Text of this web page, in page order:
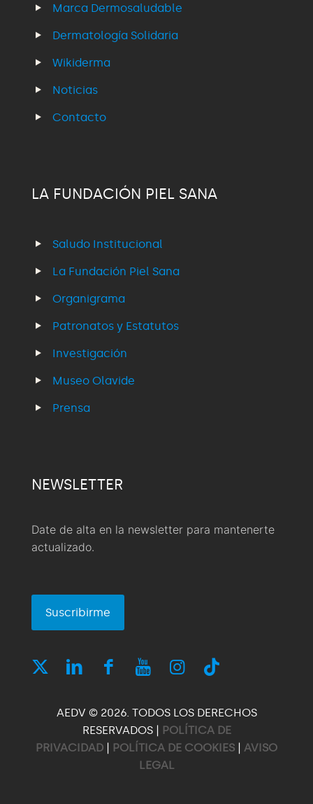
Marca Dermosaludable
Dermatología Solidaria
Wikiderma
Noticias
Contacto
LA FUNDACIÓN PIEL SANA
Saludo Institucional
La Fundación Piel Sana
Organigrama
Patronatos y Estatutos
Investigación
Museo Olavide
Prensa
NEWSLETTER
Date de alta en la newsletter para mantenerte
actualizado.
Suscribirme
AEDV © 2026. TODOS LOS DERECHOS
RESERVADOS | POLÍTICA DE
PRIVACIDAD | POLÍTICA DE COOKIES | AVISO
LEGAL